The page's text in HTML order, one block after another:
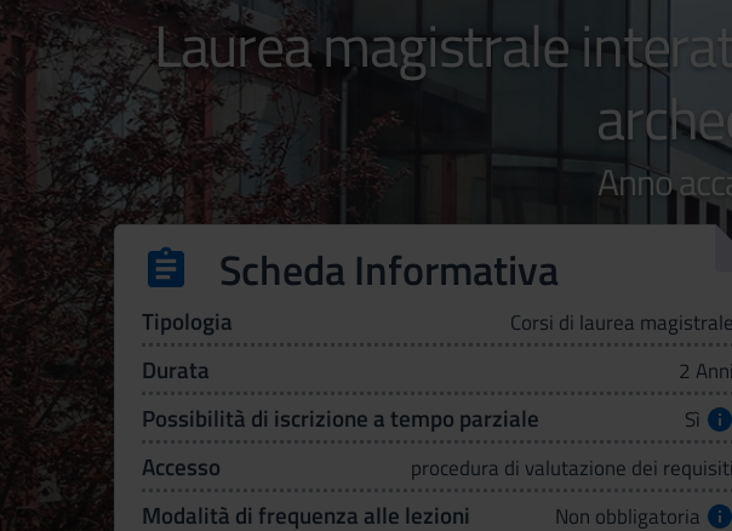
Laurea magistrale
Anno
Scheda Informativa
Tipologia Corsi di laurea magistrale
Durata 2 Anni
Possibilità di iscrizione a tempo parziale Sì
Accesso procedura di valutazione dei requisiti
Modalità di frequenza alle lezioni Non obbligatoria